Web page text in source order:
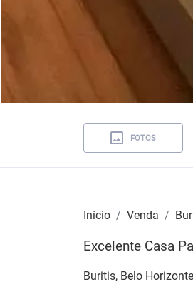
FOTOS
Início Venda
Excelente Casa
Buritis, Belo